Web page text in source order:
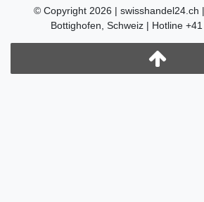
© Copyright 2026 | swisshandel24.ch
Bottighofen, Schweiz | Hotline